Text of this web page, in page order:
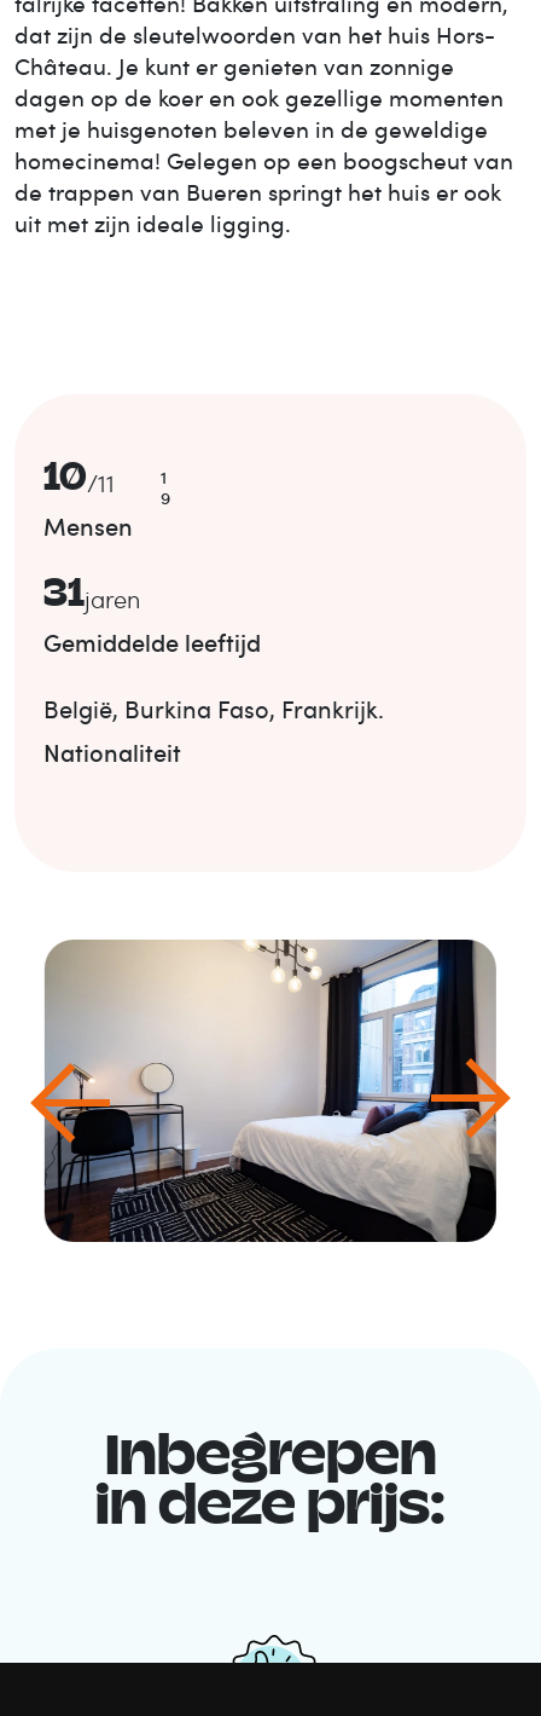
dat zijn de sleutelwoorden van het huis Hors-
Château. Je kunt er genieten van zonnige
dagen op de koer en ook gezellige momenten
met je huisgenoten beleven in de geweldige
homecinema! Gelegen op een boogscheut van
de trappen van Bueren springt het huis er ook
uit met zijn ideale ligging.
10/11
1
9
Mensen
31jaren
Gemiddelde leeftijd
België, Burkina Faso, Frankrijk.
Nationaliteit
Inbegrepen
in deze prijs: